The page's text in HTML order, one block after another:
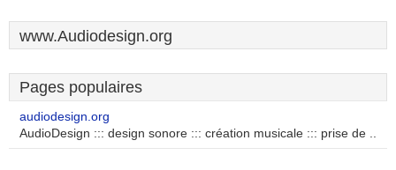
www.Audiodesign.org
Pages populaires
audiodesign.org
AudioDesign ::: design sonore ::: création musicale ::: prise de ..